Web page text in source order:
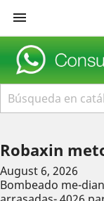

Robaxin
August 6, 2026
Bombeado me-